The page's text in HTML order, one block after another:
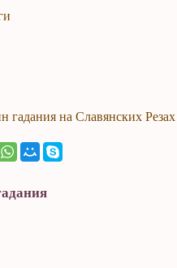
гадания на Славянских